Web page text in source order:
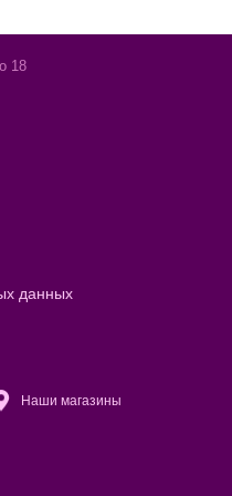
18
данных
Наши магазины